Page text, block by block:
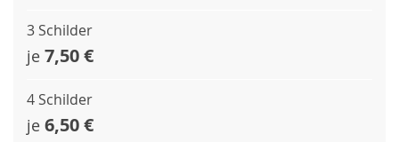
3 Schilder
je 7,50 €
4 Schilder
je 6,50 €